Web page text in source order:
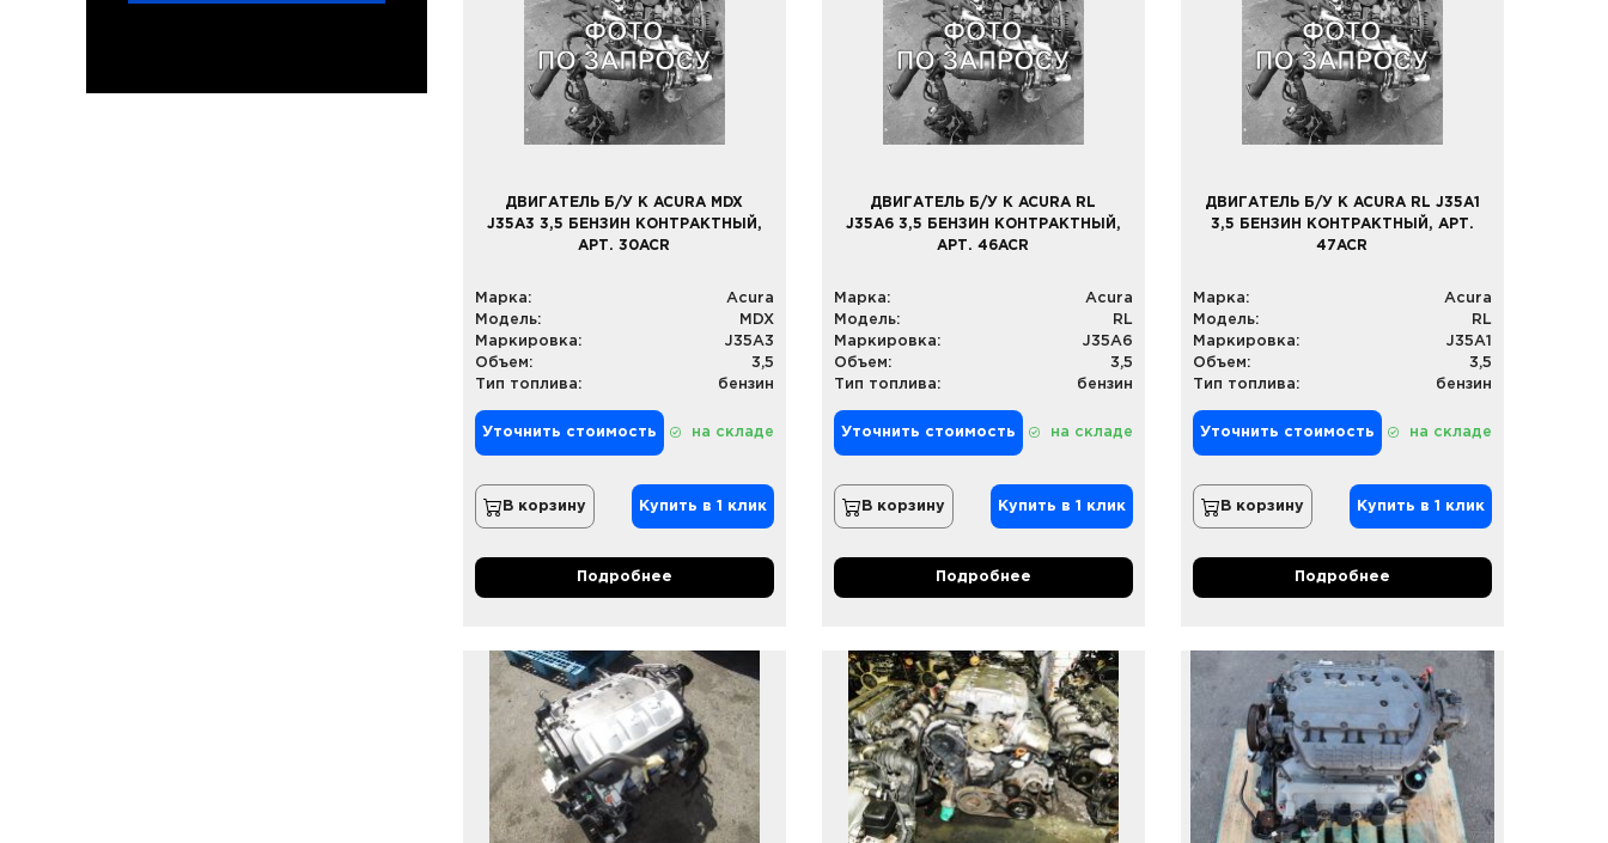
ДВИГАТЕЛЬ Б/У К ACURA MDX
J35A3 3,5 БЕНЗИН КОНТРАКТНЫЙ,
АРТ. 30ACR
Марка:
Acura
Модель:
MDX
Маркировка:
J35A3
Объем:
3,5
Тип топлива:
бензин
Уточнить стоимость на складе
В корзину Купить в 1 клик
Подробнее
ДВИГАТЕЛЬ Б/У К ACURA RL
J35A6 3,5 БЕНЗИН КОНТРАКТНЫЙ,
АРТ. 46ACR
Марка:
Acura
Модель:
RL
Маркировка:
J35A6
Объем:
3,5
Тип топлива:
бензин
Уточнить стоимость на складе
В корзину Купить в 1 клик
Подробнее
ДВИГАТЕЛЬ Б/У К ACURA RL J35A1
3,5 БЕНЗИН КОНТРАКТНЫЙ, АРТ.
47ACR
Марка:
Acura
Модель:
RL
Маркировка:
J35A1
Объем:
3,5
Тип топлива:
бензин
Уточнить стоимость на складе
В корзину Купить в 1 клик
Подробнее